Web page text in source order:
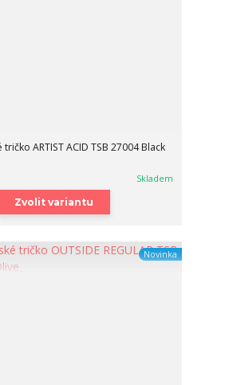
ARTIST ACID TSB 27004 Black
Skladem
Zvolit variantu
Novinka